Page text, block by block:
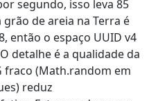
segundo, isso leva 85
de areia na Terra é
então o espaço UUID v4
detalhe é a qualidade da
fraco (Math.random em
reduz